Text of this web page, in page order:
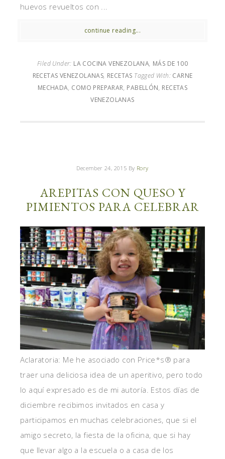
huevos revueltos con ...
continue reading...
Filed Under: LA COCINA VENEZOLANA, MÁS DE 100
RECETAS VENEZOLANAS, RECETAS Tagged With: CARNE
MECHADA, COMO PREPARAR, PABELLÓN, RECETAS
VENEZOLANAS
December 24, 2015 By Rory
AREPITAS CON QUESO Y
PIMIENTOS PARA CELEBRAR
Aclaratoria: Me he asociado con Price*s® para
traer una deliciosa idea de un aperitivo, pero todo
lo aquí expresado es de mi autoría. Estos días de
diciembre recibimos invitados en casa y
participamos en muchas celebraciones, que si el
amigo secreto, la fiesta de la oficina, que si hay
que llevar algo a la escuela o a casa de los